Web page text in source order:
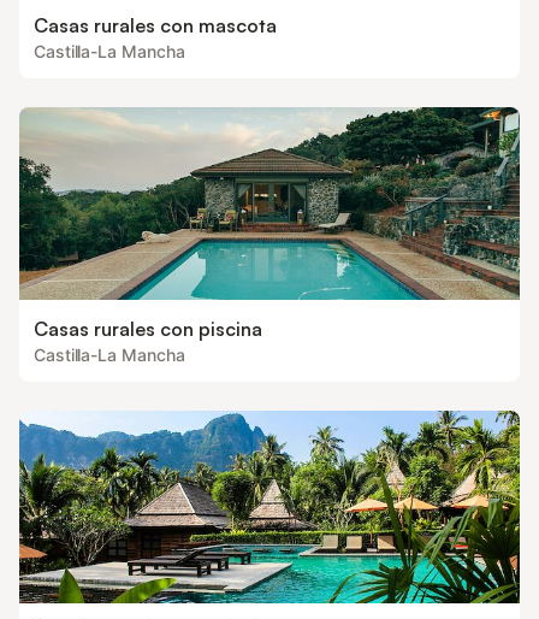
Casas rurales con mascota
Castilla-La Mancha
Casas rurales con piscina
Castilla-La Mancha